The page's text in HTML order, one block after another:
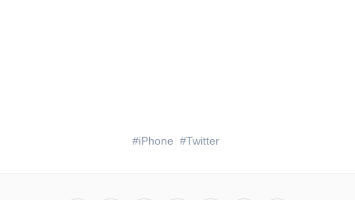
iPhone Twitter